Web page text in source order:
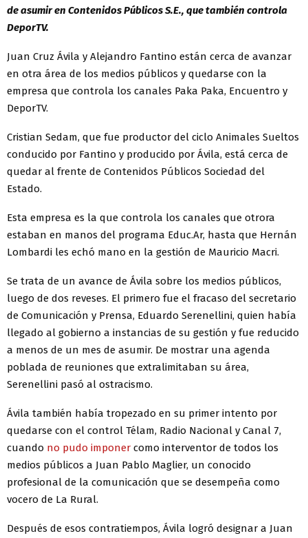
de asumir en Contenidos Públicos S.E., que también controla
DeporTV.
Juan Cruz Ávila y Alejandro Fantino están cerca de avanzar
en otra área de los medios públicos y quedarse con la
empresa que controla los canales Paka Paka, Encuentro y
DeporTV.
Cristian Sedam, que fue productor del ciclo Animales Sueltos
conducido por Fantino y producido por Ávila, está cerca de
quedar al frente de Contenidos Públicos Sociedad del
Estado.
Esta empresa es la que controla los canales que otrora
estaban en manos del programa Educ.Ar, hasta que Hernán
Lombardi les echó mano en la gestión de Mauricio Macri.
Se trata de un avance de Ávila sobre los medios públicos,
luego de dos reveses. El primero fue el fracaso del secretario
de Comunicación y Prensa, Eduardo Serenellini, quien había
llegado al gobierno a instancias de su gestión y fue reducido
a menos de un mes de asumir. De mostrar una agenda
poblada de reuniones que extralimitaban su área,
Serenellini pasó al ostracismo.
Ávila también había tropezado en su primer intento por
quedarse con el control Télam, Radio Nacional y Canal 7,
cuando no pudo imponer como interventor de todos los
medios públicos a Juan Pablo Maglier, un conocido
profesional de la comunicación que se desempeña como
vocero de La Rural.
Después de esos contratiempos, Ávila logró designar a Juan